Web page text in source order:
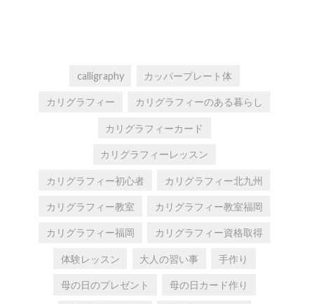
calligraphy カッパープレート体
カリグラフィー カリグラフィーのある暮らし
カリグラフィーカード
カリグラフィーレッスン
カリグラフィー初心者 カリグラフィー北九州
カリグラフィー教室 カリグラフィー教室福岡
カリグラフィー福岡 カリグラフィー資格取得
体験レッスン 大人の習い事 手作り
母の日のプレゼント 母の日カード作り